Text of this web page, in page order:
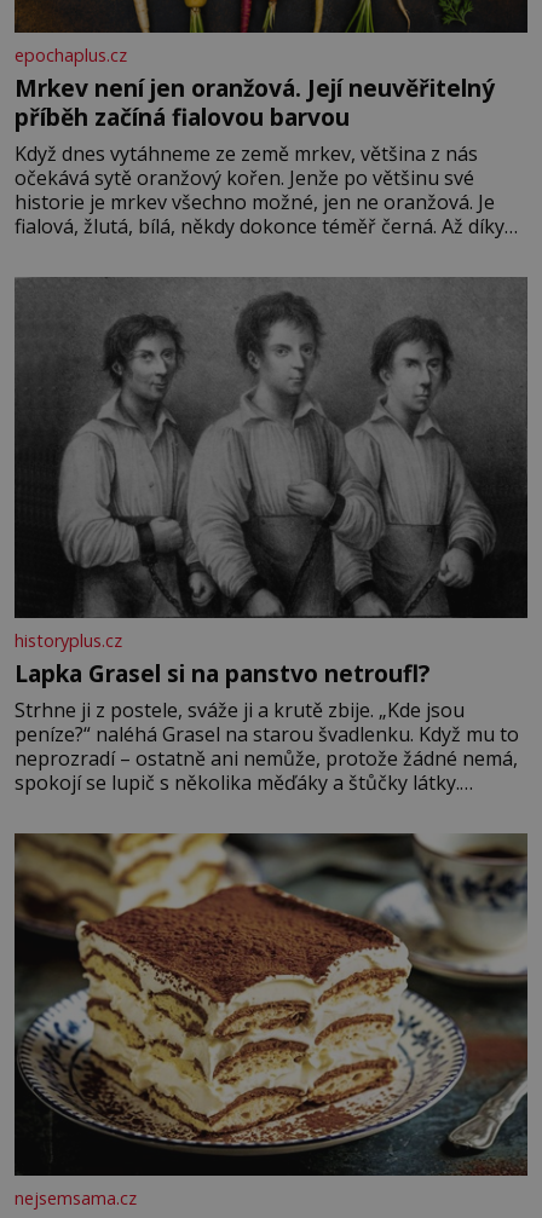
epochaplus.cz
Mrkev není jen oranžová. Její neuvěřitelný
příběh začíná fialovou barvou
Když dnes vytáhneme ze země mrkev, většina z nás
očekává sytě oranžový kořen. Jenže po většinu své
historie je mrkev všechno možné, jen ne oranžová. Je
fialová, žlutá, bílá, někdy dokonce téměř černá. Až díky
bez které si českou zahradu ani nedokážeme představit.
historyplus.cz
Lapka Grasel si na panstvo netroufl?
Strhne ji z postele, sváže ji a krutě zbije. „Kde jsou
peníze?“ naléhá Grasel na starou švadlenku. Když mu to
neprozradí – ostatně ani nemůže, protože žádné nemá,
spokojí se lupič s několika měďáky a štůčky látky.
krutý. Jeho činy budí hrůzu ještě dlouho po jeho smrti
nejsemsama.cz